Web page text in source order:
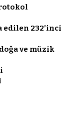
edilen 232’inci
ve müzik